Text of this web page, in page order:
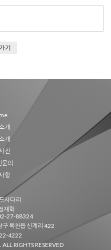
기
개
개
진
의
항
사다리
재학
27-88324
목천읍 신계리 422
4222
RIGHTS RESERVED